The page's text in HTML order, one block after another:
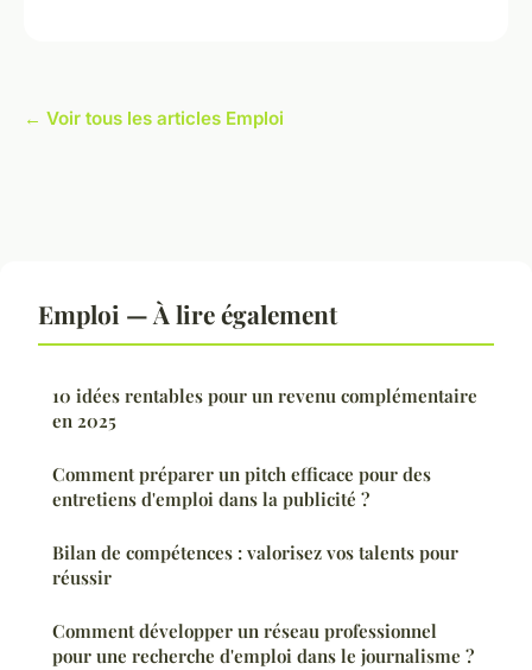
← Voir tous les articles Emploi
Emploi — À lire également
10 idées rentables pour un revenu complémentaire
en 2025
Comment préparer un pitch efficace pour des
entretiens d'emploi dans la publicité ?
Bilan de compétences : valorisez vos talents pour
réussir
Comment développer un réseau professionnel
pour une recherche d'emploi dans le journalisme ?